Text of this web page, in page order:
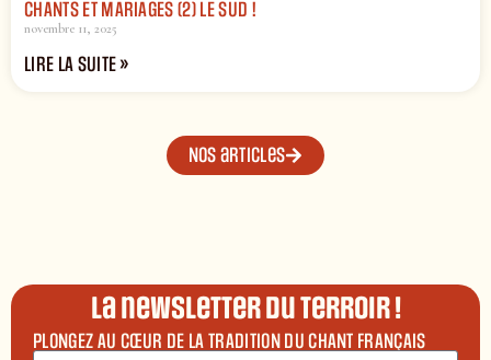
CHANTS ET MARIAGES (2) LE SUD !
novembre 11, 2025
LIRE LA SUITE »
Nos articles
La newsletter du terroir !
PLONGEZ AU CŒUR DE LA TRADITION DU CHANT FRANÇAIS